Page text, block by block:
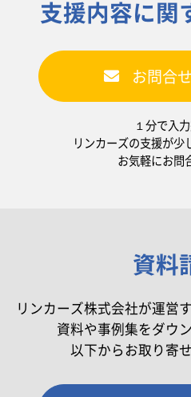
支援内容に関
お問合
１分で入力
リンカーズの支援が少
お気軽にお問
資料
リンカーズ株式会社が運営
資料や事例集をダウ
以下からお取り寄